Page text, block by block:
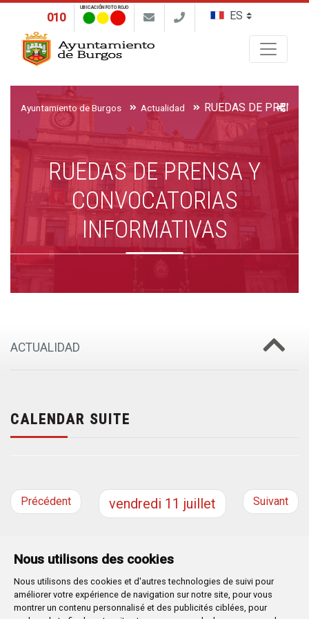
Nous utilisons des cookies
Nous utilisons des cookies et d'autres technologies de suivi pour
améliorer votre expérience de navigation sur notre site, pour vous
montrer un contenu personnalisé et des publicités ciblées, pour
010
UBICACIÓN FOTO ROJO
Ayuntamiento de Burgos Actualidad
RUEDAS DE PRENSA Y
CONVOCATORIAS
INFORMATIVAS
ACTUALIDAD
CALENDAR SUITE
Précédent vendredi 11 juillet Suivant
Plaza Mayor 1- 09071BURGOS
947 288 800 CIF: P-0906100-C